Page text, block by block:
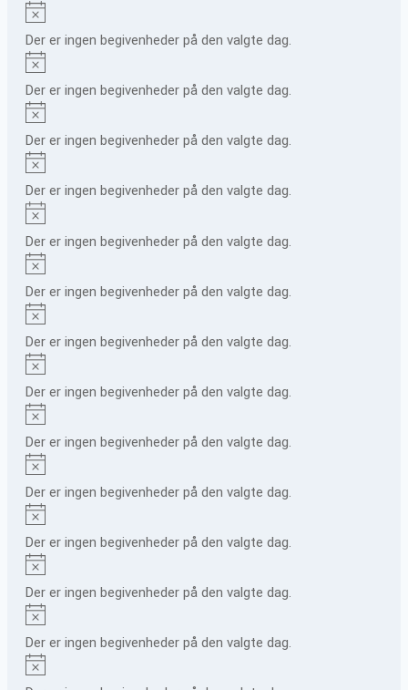
Notice
Der er ingen begivenheder på den valgte dag.
Notice
Der er ingen begivenheder på den valgte dag.
Notice
Der er ingen begivenheder på den valgte dag.
Notice
Der er ingen begivenheder på den valgte dag.
Notice
Der er ingen begivenheder på den valgte dag.
Notice
Der er ingen begivenheder på den valgte dag.
Notice
Der er ingen begivenheder på den valgte dag.
Notice
Der er ingen begivenheder på den valgte dag.
Notice
Der er ingen begivenheder på den valgte dag.
Notice
Der er ingen begivenheder på den valgte dag.
Notice
Der er ingen begivenheder på den valgte dag.
Notice
Der er ingen begivenheder på den valgte dag.
Notice
Der er ingen begivenheder på den valgte dag.
Notice